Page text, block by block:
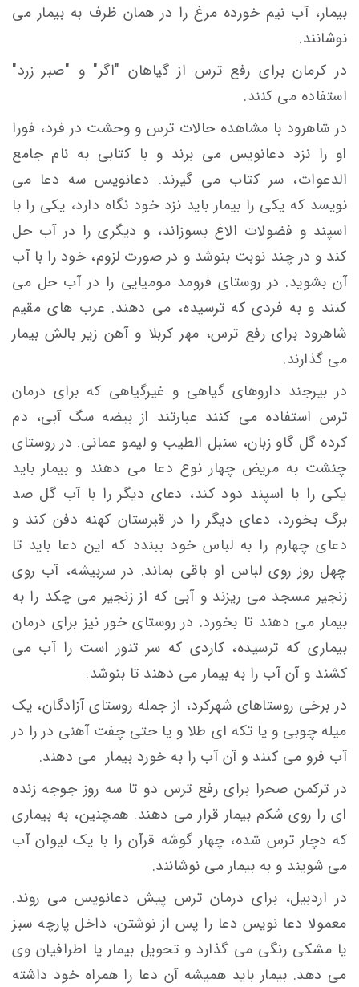
بیمار، آب نیم خورده مرغ را در همان ظرف به بیمار می
نوشانند.
در کرمان برای رفع ترس از گیاهان "اگر" و "صبر زرد"
استفاده می کنند.
در شاهرود با مشاهده حالات ترس و وحشت در فرد، فورا
او را نزد دعانويس می برند و با كتابی به نام جامع
الدعوات، سر كتاب می گيرند. دعانويس سه دعا می
نويسد كه يكی را بیمار بايد نزد خود نگاه دارد، يكی را با
اسپند و فضولات الاغ بسوزاند، و ديگری را در آب حل
كند و در چند نوبت بنوشد و در صورت لزوم، خود را با آب
آن بشويد. در روستای فرومد موميايی را در آب حل می
کنند و به فردی كه ترسيده، می دهند. عرب های مقيم
شاهرود برای رفع ترس، مهر كربلا و آهن زير بالش بیمار
می گذارند.
در بيرجند داروهای گياهی و غيرگياهی كه برای درمان
ترس استفاده می كنند عبارتند از بيضه سگ آبی، دم
كرده گل گاو زبان، سنبل الطيب و ليمو عمانی. در روستای
چنشت به مريض چهار نوع دعا می دهند و بيمار بايد
يکی را با اسپند دود كند، دعای ديگر را با آب گل صد
برگ بخورد، دعای ديگر را در قبرستان كهنه دفن كند و
دعای چهارم را به لباس خود ببندد كه اين دعا بايد تا
چهل روز روی لباس او باقی بماند. در سربيشه، آب روی
زنجير مسجد می ريزند و آبی كه از زنجير می چکد را به
بيمار می دهند تا بخورد. در روستای خور نيز برای درمان
بيماری كه ترسيده، كاردی كه سر تنور است را آب می
كشند و آن آب را به بیمار می دهند تا بنوشد.
در برخی روستاهای شهرکرد، از جمله روستای آزادگان، يک
ميله چوبی و يا تكه ای طلا و یا حتی چفت آهنی در را در
آب فرو می كنند و آن آب را به خورد بیمار می دهند.
در ترکمن صحرا برای رفع ترس دو تا سه روز جوجه زنده
ای را روی شکم بیمار قرار می دهند. همچنین، به بیماری
که دچار ترس شده، چهار گوشه قرآن را با یک لیوان آب
می شویند و به بیمار می نوشانند.
در اردبیل، برای درمان ترس پيش دعانويس می روند.
معمولا دعا نويس دعا را پس از نوشتن، داخل پارچه سبز
يا مشكی رنگی می گذارد و تحويل بيمار يا اطرافيان وی
می دهد. بيمار باید هميشه آن دعا را همراه خود داشته